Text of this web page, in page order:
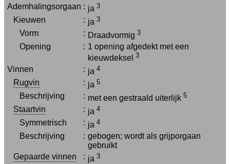
Ademhalingsorgaan : ja 3
Kieuwen : ja 3
Vorm : Draadvormig 3
Opening : 1 opening afgedekt met een
kieuwdeksel 3
Vinnen : ja 4
Rugvin : ja 5
Beschrijving : met een gestraald uiterlijk 5
Staartvin : ja 4
Symmetrisch : ja 4
Beschrijving : gebogen; wordt als grijporgaan
gebruikt
Gepaarde vinnen
: ja 3